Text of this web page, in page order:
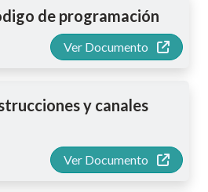
de programación
Ver Documento
y canales
Ver Documento